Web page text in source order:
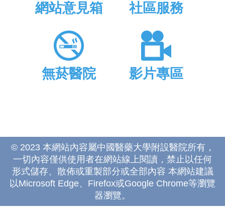
網站意見箱 社區服務
無菸醫院 影片專區
© 2023 本網站內容屬中國醫藥大學附設醫院所有，
一切內容僅供使用者在網站線上閱讀，禁止以任何
形式儲存、散佈或重製部分或全部內容 本網站建議
以Microsoft Edge、Firefox或Google Chrome等瀏覽
器瀏覽。